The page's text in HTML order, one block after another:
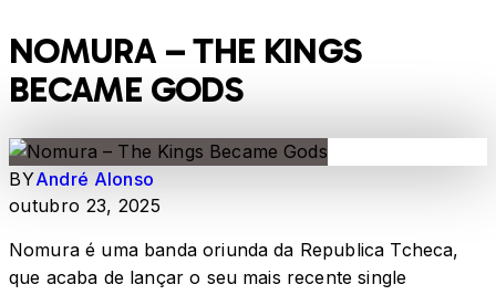
NOMURA – THE KINGS
BECAME GODS
BYAndré Alonso
outubro 23, 2025
Nomura é uma banda oriunda da Republica Tcheca,
que acaba de lançar o seu mais recente single